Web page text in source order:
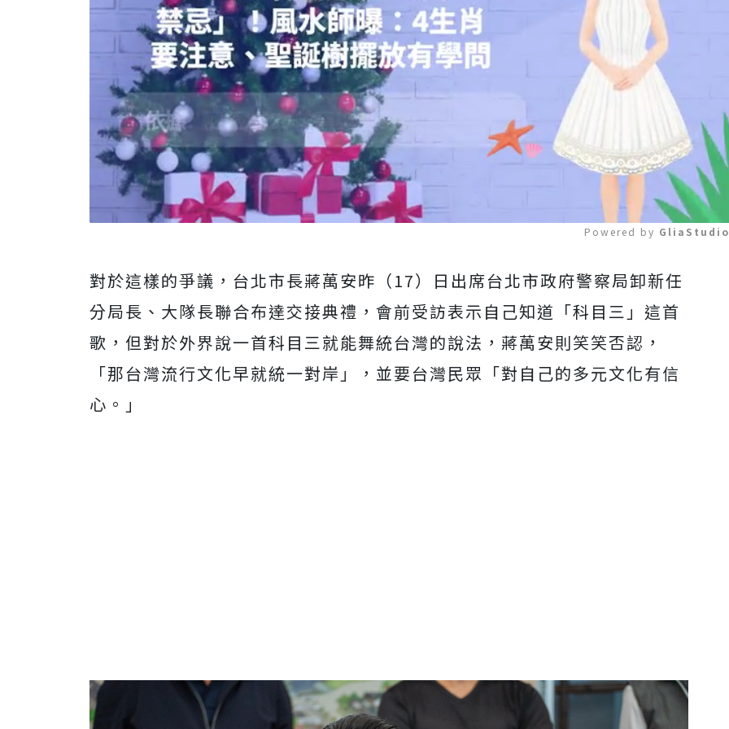
Mute
Powered by
對於這樣的爭議，台北市長蔣萬安昨（17）日出席台北市政府警察局卸新任
分局長、大隊長聯合布達交接典禮，會前受訪表示自己知道「科目三」這首
歌，但對於外界說一首科目三就能舞統台灣的說法，蔣萬安則笑笑否認，
「那台灣流行文化早就統一對岸」，並要台灣民眾「對自己的多元文化有信
心。」